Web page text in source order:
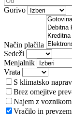
Gorivo
Način plačila
Sedeži
Menjalnik
Vrata
S klimatsko
Brez omejitve
Najem z voznikom
Vračilo in